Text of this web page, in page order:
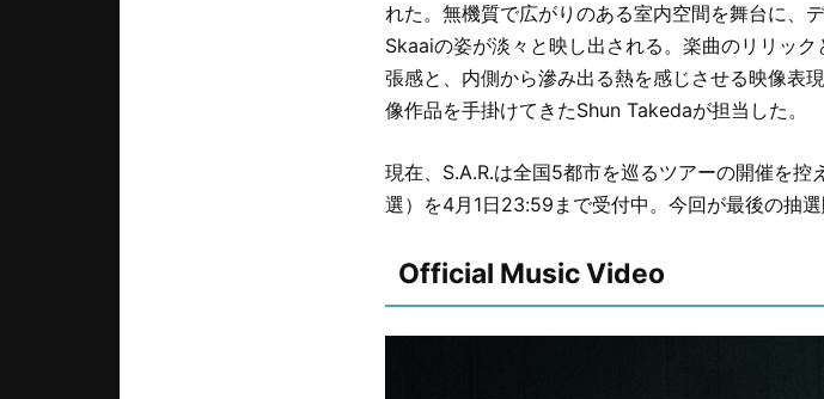
れた。無機質で広がりのある室内空間を舞台に、
Skaaiの姿が淡々と映し出される。楽曲のリリッ
張感と、内側から滲み出る熱を感じさせる映像表
像作品を手掛けてきたShun Takedaが担当した。
現在、S.A.R.は全国5都市を巡るツアーの開催を
選）を4月1日23:59まで受付中。今回が最後の抽
Official Music Video